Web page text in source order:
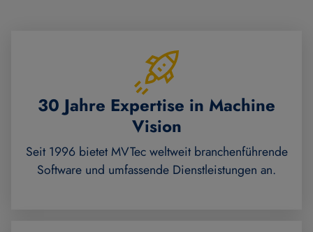
30 Jahre Expertise in Machine
Vision
Seit 1996 bietet MVTec weltweit branchenführende
Software und umfassende Dienstleistungen an.